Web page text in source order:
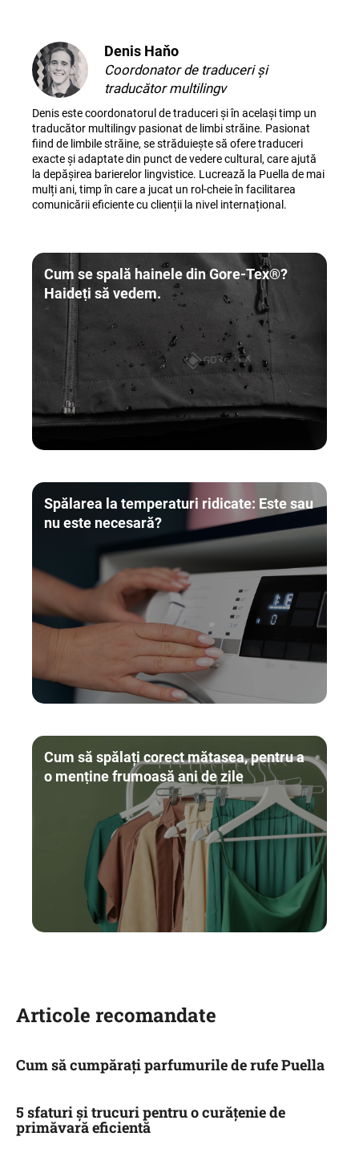
Denis Haňo
Coordonator de traduceri și
traducător multilingv
Denis este coordonatorul de traduceri și în același timp un
traducător multilingv pasionat de limbi străine. Pasionat
fiind de limbile străine, se străduiește să ofere traduceri
exacte și adaptate din punct de vedere cultural, care ajută
la depășirea barierelor lingvistice. Lucrează la Puella de mai
mulți ani, timp în care a jucat un rol-cheie în facilitarea
comunicării eficiente cu clienții la nivel internațional.
Cum se spală hainele din Gore-Tex®?
Haideți să vedem.
Spălarea la temperaturi ridicate: Este sau
nu este necesară?
Cum să spălați corect mătasea, pentru a
o menține frumoasă ani de zile
Articole recomandate
Cum să cumpărați parfumurile de rufe Puella
5 sfaturi și trucuri pentru o curățenie de
primăvară eficientă